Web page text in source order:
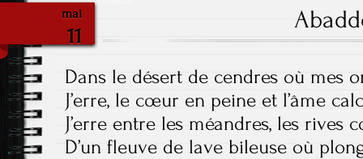
mai
11
Dans le désert de cendres où mes
J’erre, le cœur en peine et l’âme
J’erre entre les méandres, les rives
D’un fleuve de lave bileuse où